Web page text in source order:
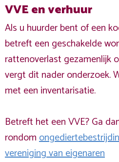
VVE en verhuur
Als u huurder bent of een
betreft een geschakelde
rattenoverlast gezamenlijk
vergt dit nader onderzoek.
met een inventarisatie.
Betreft het een VVE? Ga
rondom
vereniging van eigenaren